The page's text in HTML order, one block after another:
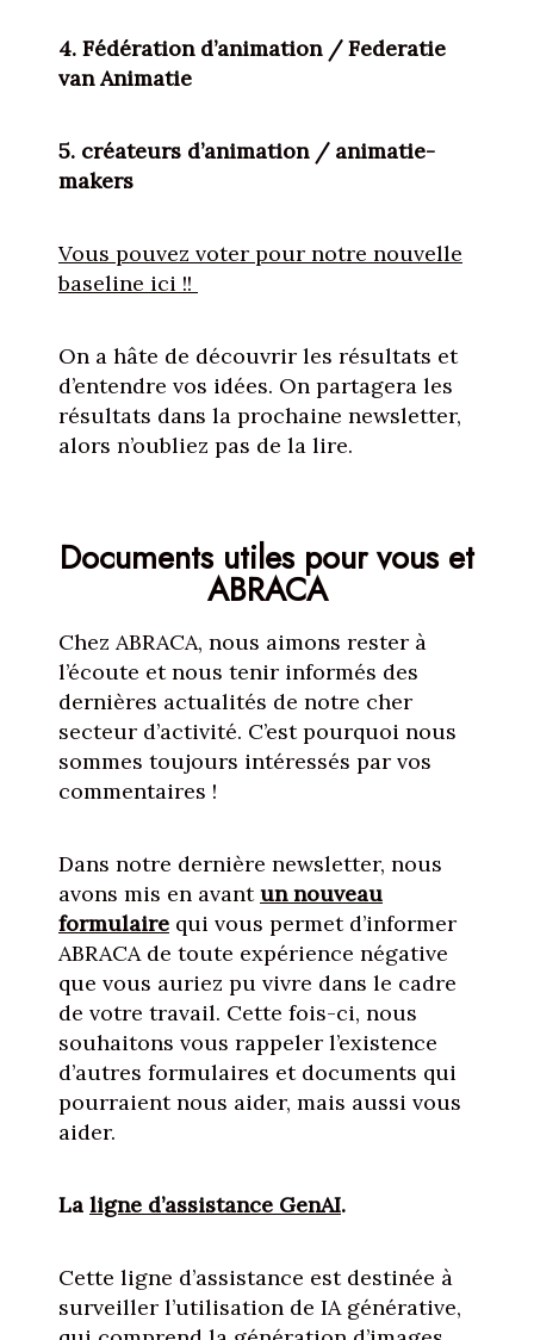
4. Fédération d’animation / Federatie
van Animatie
5. créateurs d’animation / animatie-
makers
Vous pouvez voter pour notre nouvelle
baseline ici !!
On a hâte de découvrir les résultats et
d’entendre vos idées. On partagera les
résultats dans la prochaine newsletter,
alors n’oubliez pas de la lire.
Documents utiles pour vous et
ABRACA
Chez ABRACA, nous aimons rester à
l’écoute et nous tenir informés des
dernières actualités de notre cher
secteur d’activité. C’est pourquoi nous
sommes toujours intéressés par vos
commentaires !
Dans notre dernière newsletter, nous
avons mis en avantun nouveau
formulaire qui vous permet d’informer
ABRACA de toute expérience négative
que vous auriez pu vivre dans le cadre
de votre travail. Cette fois-ci, nous
souhaitons vous rappeler l’existence
d’autres formulaires et documents qui
pourraient nous aider, mais aussi vous
aider.
La ligne d’assistance GenAI.
Cette ligne d’assistance est destinée à
surveiller l’utilisation de IA générative,